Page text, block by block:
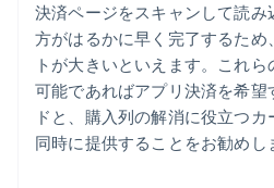
決済ページをスキャンして読
方がはるかに早く完了するため
トが大きいといえます。これら
可能であればアプリ決済を希望
ドと、購入列の解消に役立つカ
同時に提供することをお勧めし